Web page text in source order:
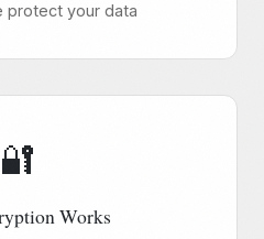
protect your data
🔐
Works